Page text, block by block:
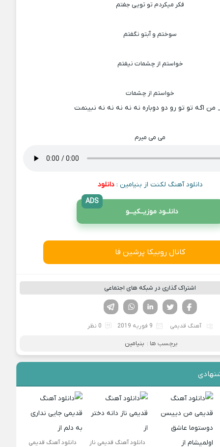
فکر میکردم تو تویی جفتم
سوختم و آبتو نگفتم
خواستم از چشمات نیفتم
خواستم از چشمات
من اگه تو تو رو دو دوباره نه نه نه نه نه نبینمت
می می میرم
دانلود آهنگ لکنت از بنیامین :دانلود
دانلــود موزیــکیـــو
ADS
کانال روبیکا پرشین فا
اشتراک گذاری در شبکه های اجتماعی
لینکدین تویتر
فیسوک
آهنگ قدیمی 9 فوریه 2019 0 نظر
برچسب ها : بنیامین
دانلود آهنگ قدیمی ناز
دانلود آهنگ قدیمی